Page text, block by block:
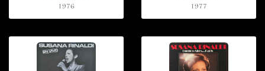
1976
1977